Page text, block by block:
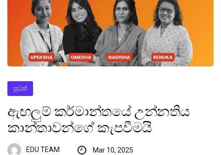
පුවත්
ඇඟලුම් කර්මාන්තයේ උන්නතිය
කාන්තාවන්ගේ කැපවීමයි
EDU TEAM Mar 10, 2025